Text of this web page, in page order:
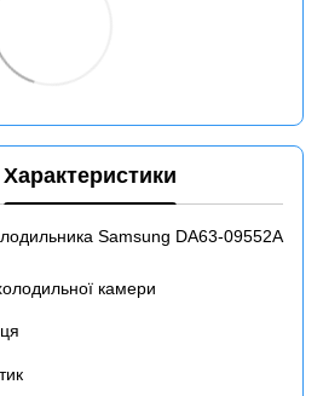
Характеристики
Samsung DA63-09552A
камери